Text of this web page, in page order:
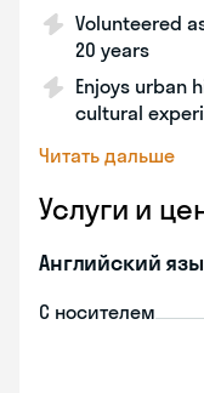
Volunteered
20 years
Enjoys urban
cultural
Читать дальше
Услуги и
Английский
С носителем